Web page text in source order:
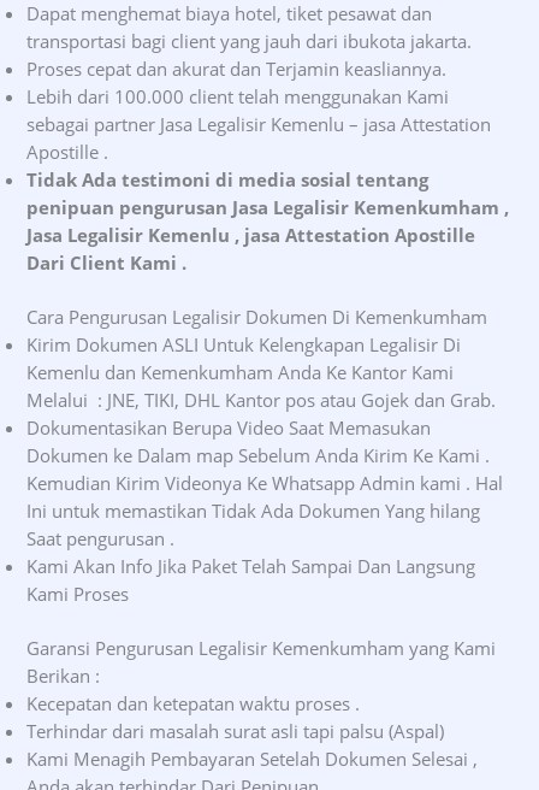
Dapat menghemat biaya hotel, tiket pesawat dan
transportasi bagi client yang jauh dari ibukota jakarta.
Proses cepat dan akurat dan Terjamin keasliannya.
Lebih dari 100.000 client telah menggunakan Kami
sebagai partner Jasa Legalisir Kemenlu – jasa Attestation
Apostille .
Tidak Ada testimoni di media sosial tentang
penipuan pengurusan Jasa Legalisir Kemenkumham ,
Jasa Legalisir Kemenlu , jasa Attestation Apostille
Dari Client Kami .
Cara Pengurusan Legalisir Dokumen Di Kemenkumham
Kirim Dokumen ASLI Untuk Kelengkapan Legalisir Di
Kemenlu dan Kemenkumham Anda Ke Kantor Kami
Melalui : JNE, TIKI, DHL Kantor pos atau Gojek dan Grab.
Dokumentasikan Berupa Video Saat Memasukan
Dokumen ke Dalam map Sebelum Anda Kirim Ke Kami .
Kemudian Kirim Videonya Ke Whatsapp Admin kami . Hal
Ini untuk memastikan Tidak Ada Dokumen Yang hilang
Saat pengurusan .
Kami Akan Info Jika Paket Telah Sampai Dan Langsung
Kami Proses
Garansi Pengurusan Legalisir Kemenkumham yang Kami
Berikan :
Kecepatan dan ketepatan waktu proses .
Terhindar dari masalah surat asli tapi palsu (Aspal)
Kami Menagih Pembayaran Setelah Dokumen Selesai ,